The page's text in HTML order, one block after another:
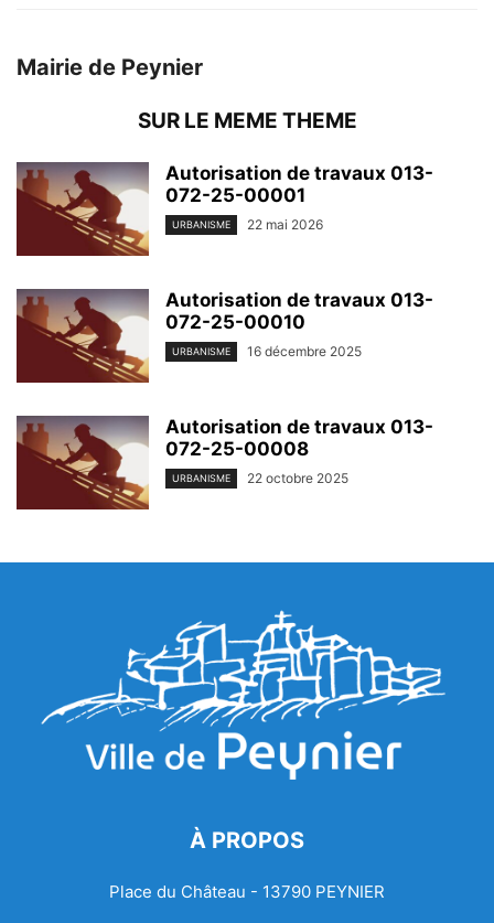
Mairie de Peynier
SUR LE MEME THEME
Autorisation de travaux 013-
072-25-00001
URBANISME 22 mai 2026
Autorisation de travaux 013-
072-25-00010
URBANISME 16 décembre 2025
Autorisation de travaux 013-
072-25-00008
URBANISME 22 octobre 2025
À PROPOS
Place du Château - 13790 PEYNIER